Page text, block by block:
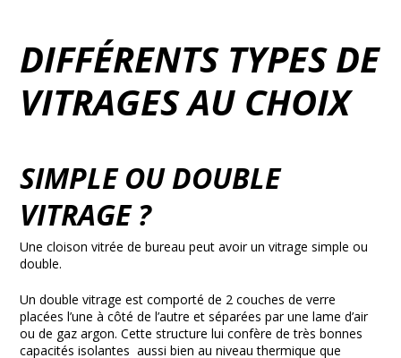
DIFFÉRENTS TYPES DE
VITRAGES AU CHOIX
SIMPLE OU DOUBLE
VITRAGE ?
Une cloison vitrée de bureau peut avoir un vitrage simple ou
double.
Un double vitrage est comporté de 2 couches de verre
placées l’une à côté de l’autre et séparées par une lame d’air
ou de gaz argon. Cette structure lui confère de très bonnes
capacités isolantes aussi bien au niveau thermique que